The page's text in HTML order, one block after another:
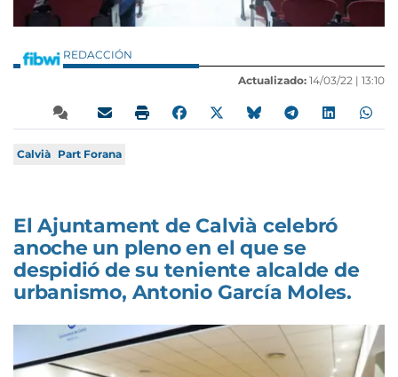
REDACCIÓN
Actualizado: 14/03/22 | 13:10
Calvià Part Forana
El Ajuntament de Calvià celebró
anoche un pleno en el que se
despidió de su teniente alcalde de
urbanismo, Antonio García Moles.